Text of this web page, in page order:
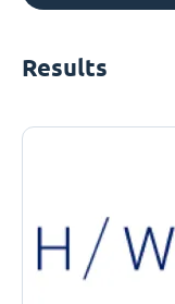
Results